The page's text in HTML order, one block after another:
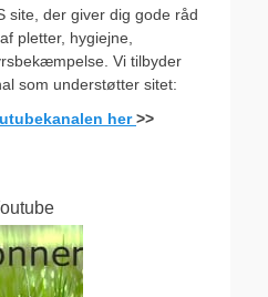
site, der giver dig gode råd
pletter, hygiejne,
Vi tilbyder
som understøtter sitet:
her>>